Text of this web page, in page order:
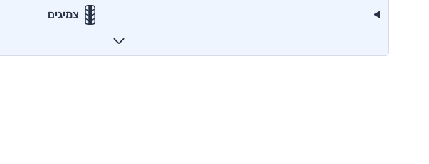
צמיגים